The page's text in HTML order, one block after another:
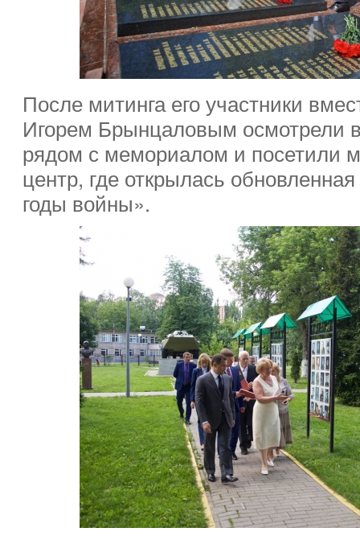
После митинга его участники
Игорем Брынцаловым осмотрели
рядом с мемориалом и посетили
центр, где открылась
годы войны».